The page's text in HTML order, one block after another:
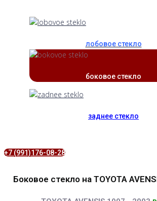
лобовое стекло
боковое стекло
заднее стекло
+7 (991)176-08-28
Боковое стекло на TOYOTA